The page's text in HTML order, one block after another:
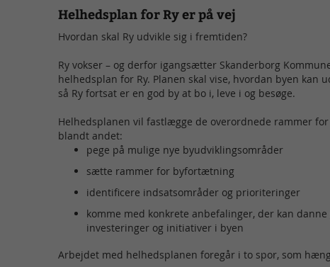
Helhedsplan for Ry er på vej
Hvordan skal Ry udvikle sig i fremtiden?
Ry vokser – og derfor igangsætter Skanderborg
helhedsplan for Ry. Planen skal vise, hvordan byen kan
så Ry fortsat er en god by at bo i, leve i og besøge.
Helhedsplanen vil fastlægge de overordnede rammer
blandt andet:
pege på mulige nye byudviklingsområder
sætte rammer for byfortætning
identificere indsatsområder og prioriteringer
komme med konkrete anbefalinger, der kan
investeringer og initiativer i byen
Arbejdet med helhedsplanen foregår i to spor, som